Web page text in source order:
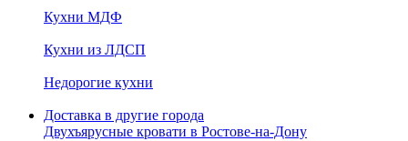
Кухни МДФ
Кухни из ЛДСП
Недорогие кухни
Доставка в другие города
Двухъярусные кровати в Ростове-на-Дону